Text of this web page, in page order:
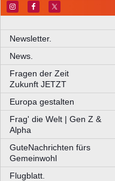
Newsletter.
News.
Fragen der Zeit
Zukunft JETZT
Europa gestalten
Frag' die Welt | Gen Z &
Alpha
GuteNachrichten fürs
Gemeinwohl
Flugblatt.